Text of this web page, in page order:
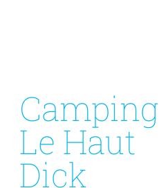
Camping
Le Haut
Dick